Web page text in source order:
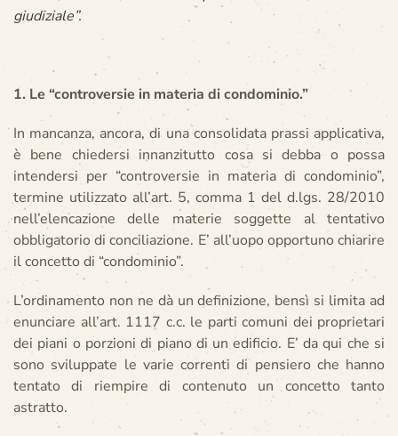
giudiziale”.
1. Le “controversie in materia di condominio.”
In mancanza, ancora, di una consolidata prassi applicativa,
è bene chiedersi innanzitutto cosa si debba o possa
intendersi per “controversie in materia di condominio”,
termine utilizzato all’art. 5, comma 1 del d.lgs. 28/2010
nell’elencazione delle materie soggette al tentativo
obbligatorio di conciliazione. E’ all’uopo opportuno chiarire
il concetto di “condominio”.
L’ordinamento non ne dà un definizione, bensì si limita ad
enunciare all’art. 1117 c.c. le parti comuni dei proprietari
dei piani o porzioni di piano di un edificio. E’ da qui che si
sono sviluppate le varie correnti di pensiero che hanno
tentato di riempire di contenuto un concetto tanto
astratto.